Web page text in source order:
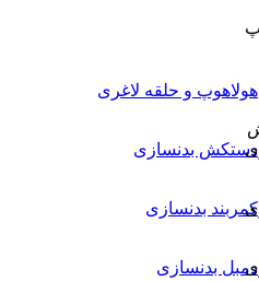
هولاهوپ و حلقه لاغری
دستکش بدنسازی
کمربند بدنسازی
دمبل بدنسازی